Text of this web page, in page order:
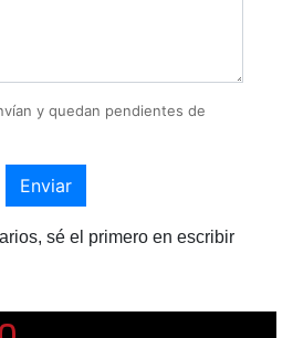
y quedan pendientes de
Enviar
sé el primero en escribir